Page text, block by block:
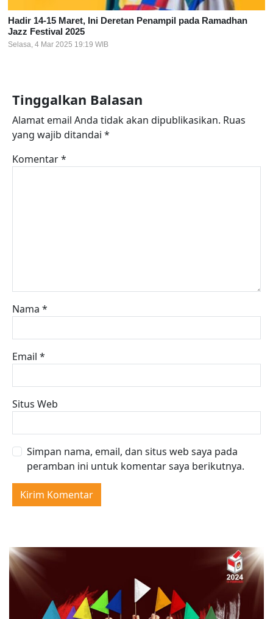
Hadir 14-15 Maret, Ini Deretan Penampil pada Ramadhan
Jazz Festival 2025
Selasa, 4 Mar 2025 19:19 WIB
Tinggalkan Balasan
Alamat email Anda tidak akan dipublikasikan. Ruas
yang wajib ditandai *
Komentar*
Nama *
Email *
Situs Web
Simpan nama, email, dan situs web saya pada
peramban ini untuk komentar saya berikutnya.